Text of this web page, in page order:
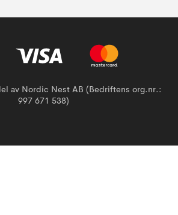
av Nordic Nest AB (Bedriftens org.nr.:
997 671 538)